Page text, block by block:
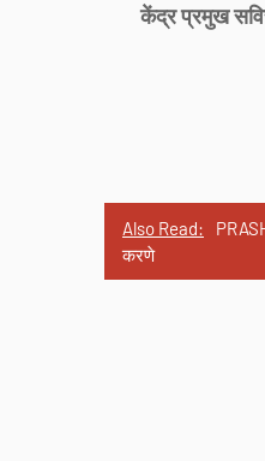
केंद्र प्रमुख
Also Read:
करणे